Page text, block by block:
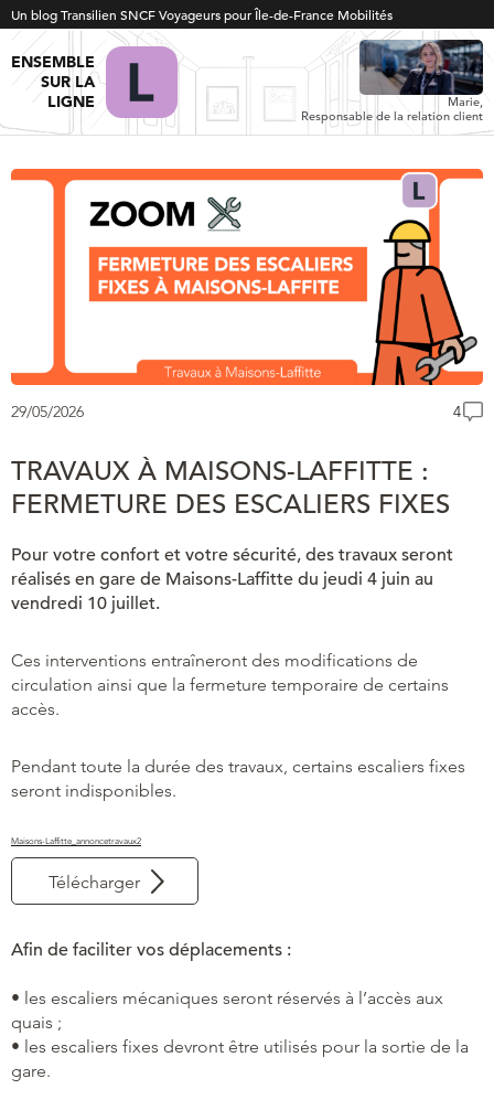
Un blog Transilien SNCF Voyageurs pour Île-de-France Mobilités
ENSEMBLE
SUR LA
LIGNE
Marie,
Responsable de la relation client
29/05/2026 4
TRAVAUX À MAISONS-LAFFITTE :
FERMETURE DES ESCALIERS FIXES
Pour votre confort et votre sécurité, des travaux seront
réalisés en gare de Maisons-Laffitte du jeudi 4 juin au
vendredi 10 juillet.
Ces interventions entraîneront des modifications de
circulation ainsi que la fermeture temporaire de certains
accès.
Pendant toute la durée des travaux, certains escaliers fixes
seront indisponibles.
Maisons-Laffitte_annoncetravaux2
Télécharger
Afin de faciliter vos déplacements :
• les escaliers mécaniques seront réservés à l’accès aux
quais ;
• les escaliers fixes devront être utilisés pour la sortie de la
gare.